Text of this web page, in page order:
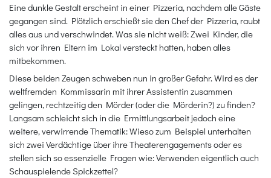
Eine dunkle Gestalt erscheint in einer Pizzeria, nachdem alle Gäste
gegangen sind. Plötzlich erschießt sie den Chef der Pizzeria, raubt
alles aus und verschwindet. Was sie nicht weiß: Zwei Kinder, die
sich vor ihren Eltern im Lokal versteckt hatten, haben alles
mitbekommen.
Diese beiden Zeugen schweben nun in großer Gefahr. Wird es der
weltfremden Kommissarin mit ihrer Assistentin zusammen
gelingen, rechtzeitig den Mörder (oder die Mörderin?) zu finden?
Langsam schleicht sich in die Ermittlungsarbeit jedoch eine
weitere, verwirrende Thematik: Wieso zum Beispiel unterhalten
sich zwei Verdächtige über ihre Theaterengagements oder es
stellen sich so essenzielle Fragen wie: Verwenden eigentlich auch
Schauspielende Spickzettel?